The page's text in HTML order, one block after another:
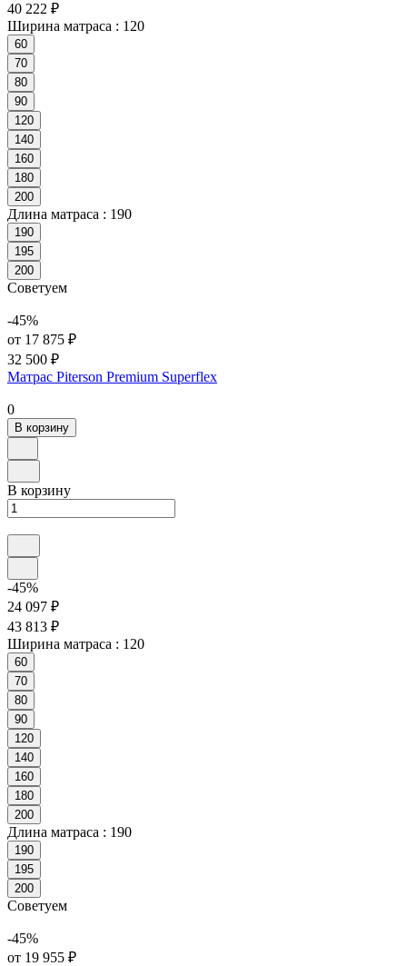
40 222 ₽
Ширина матраса : 120
60
70
80
90
120
140
160
180
200
Длина матраса : 190
190
195
200
Советуем
-45%
от 17 875 ₽
32 500 ₽
Матрас Piterson Premium Superflex
0
В корзину
В корзину
-45%
24 097 ₽
43 813 ₽
Ширина матраса : 120
60
70
80
90
120
140
160
180
200
Длина матраса : 190
190
195
200
Советуем
-45%
от 19 955 ₽